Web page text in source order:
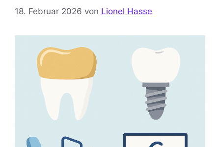
18. Februar 2026 von Lionel Hasse